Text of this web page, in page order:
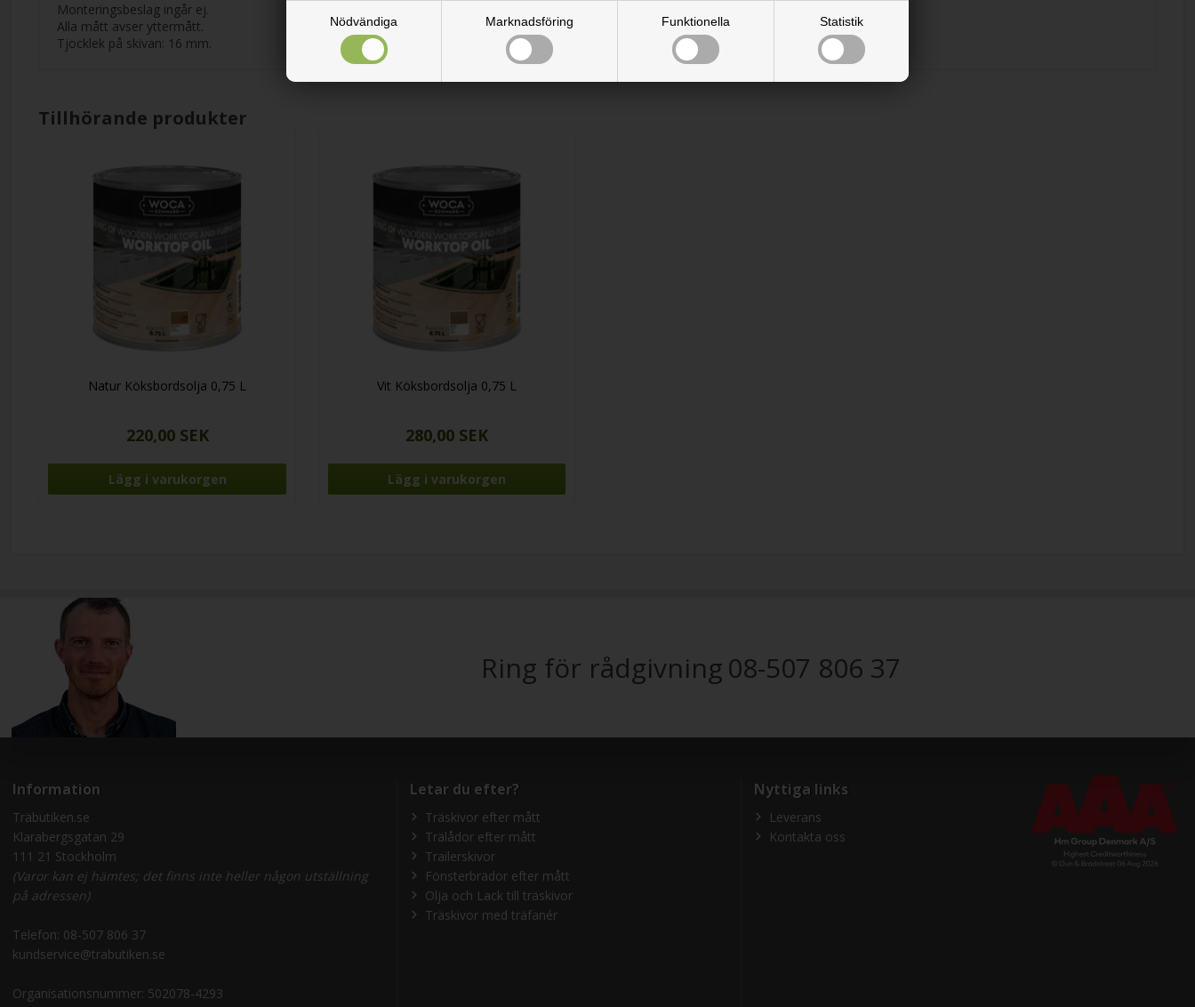
Nödvändiga Marknadsföring Funktionella Statistik
Monteringsbeslag ingår ej.
Alla mått avser yttermått.
Tjocklek på skivan: 16 mm.
Tillhörande produkter
Natur Köksbordsolja 0,75 L
220,00 SEK
Vit Köksbordsolja 0,75 L
280,00 SEK
Ring för rådgivning08-507 806 37
Information
Träbutiken.se
Klarabergsgatan 29
111 21 Stockholm
(Varor kan ej hämtes; det finns inte heller någon utställning
på adressen)
Telefon: 08-507 806 37
kundservice@trabutiken.se
Organisationsnummer: 502078-4293
Letar du efter?
Träskivor efter mått
Trälådor efter mått
Trailerskivor
Fönsterbrädor efter mått
Olja och Lack till träskivor
Träskivor med träfanér
Nyttiga links
Leverans
Kontakta oss